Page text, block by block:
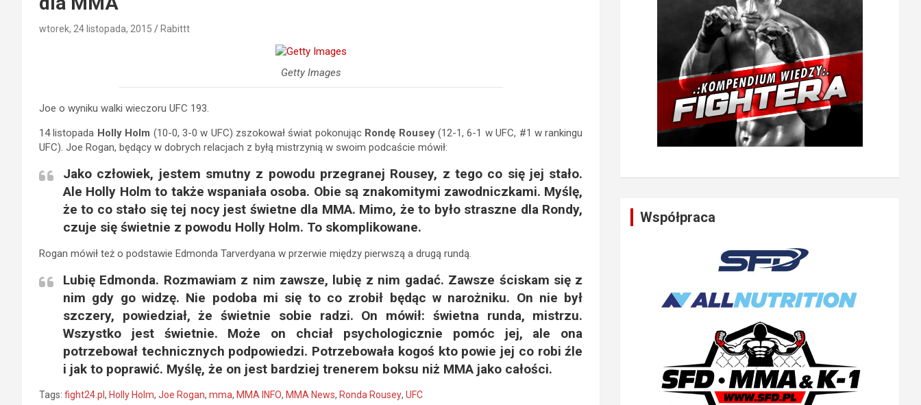
wtorek, 24 listopada, 2015 Rabittt
Getty Images
Joe o wyniku walki wieczoru UFC 193.
14 listopada Holly Holm (10-0, 3-0 w UFC) zszokował świat pokonując Rondę Rousey(12-1, 6-1 w UFC, #1 w rankingu
UFC). Joe Rogan, będący w dobrych relacjach z byłą mistrzynią w swoim podcaście mówił:
Jako człowiek, jestem smutny z powodu przegranej Rousey, z tego co się jej stało.
Ale Holly Holm to także wspaniała osoba. Obie są znakomitymi zawodniczkami. Myślę,
że to co stało się tej nocy jest świetne dla MMA. Mimo, że to było straszne dla Rondy,
czuje się świetnie z powodu Holly Holm. To skomplikowane.
Rogan mówił też o podstawie Edmonda Tarverdyana w przerwie między pierwszą a drugą rundą.
Lubię Edmonda. Rozmawiam z nim zawsze, lubię z nim gadać. Zawsze ściskam się z
nim gdy go widzę. Nie podoba mi się to co zrobił będąc w narożniku. On nie był
szczery, powiedział, że świetnie sobie radzi. On mówił: świetna runda, mistrzu.
Wszystko jest świetnie. Może on chciał psychologicznie pomóc jej, ale ona
potrzebował technicznych podpowiedzi. Potrzebowała kogoś kto powie jej co robi źle
i jak to poprawić. Myślę, że on jest bardziej trenerem boksu niż MMA jako całości.
Tags: fight24.pl , Holly Holm, Joe Rogan, mma, MMA INFO, MMA News, Ronda Rousey, UFC
Współpraca